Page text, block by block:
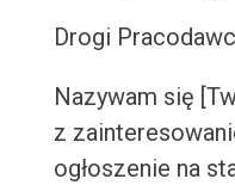
Drogi
Nazywam się
z
ogłoszenie na